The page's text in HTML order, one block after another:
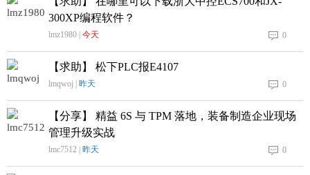
300XP编程软件？
lmz1980 | 今天 0
【求助】 松下PLC报E4107
lmqwoj | 昨天 0
【分享】 精益 6S 与 TPM 落地，装备制造企业现场
管理升级实战
lmc7512 | 昨天 0